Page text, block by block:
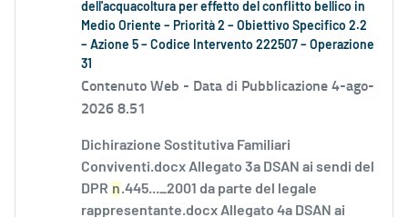
dell'acquacoltura per effetto del conflitto bellico in
Medio Oriente – Priorità 2 – Obiettivo Specifico 2.2
– Azione 5 – Codice Intervento 222507 – Operazione
31
Contenuto Web - Data di Pubblicazione 4-ago-
2026 8.51
Dichirazione Sostitutiva Familiari
Conviventi.docx Allegato 3a DSAN ai sendi del
DPR n.445..._2001 da parte del legale
rappresentante.docx Allegato 4a DSAN ai